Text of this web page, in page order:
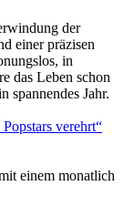
der
einer präzisen
in
das Leben schon
spannendes Jahr.
verehrt“
einem monatlich